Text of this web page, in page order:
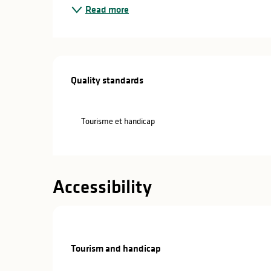
Read more
Services
Quality standards
Quality standards
Tourisme et handicap
Accessibility
Tourism and handicap
Tourism and handicap